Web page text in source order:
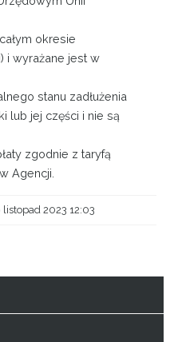
okresie
i wyrażane jest w
stanu zadłużenia
lub jej części i nie są
zgodnie z taryfą
Agencji.
2023 12:03